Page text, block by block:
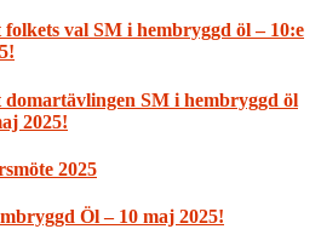
folkets val SM i hembryggd öl – 10:e
domartävlingen SM i hembryggd öl
2025!
2025
Öl – 10 maj 2025!